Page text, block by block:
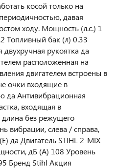
косой только на
давая
ходу. Мощность (л.с.) 1
Топливный бак (л) 0.33
двухручная рукоятка да
расположенная на
двигателем встроены в
очки входящие в
да Антивибрационная
входящая в
без режущего
вибрации, слева / справа,
да Двигатель STIHL 2-MIX
дБ (А) 108 Уровень
Бренд Stihl Акция